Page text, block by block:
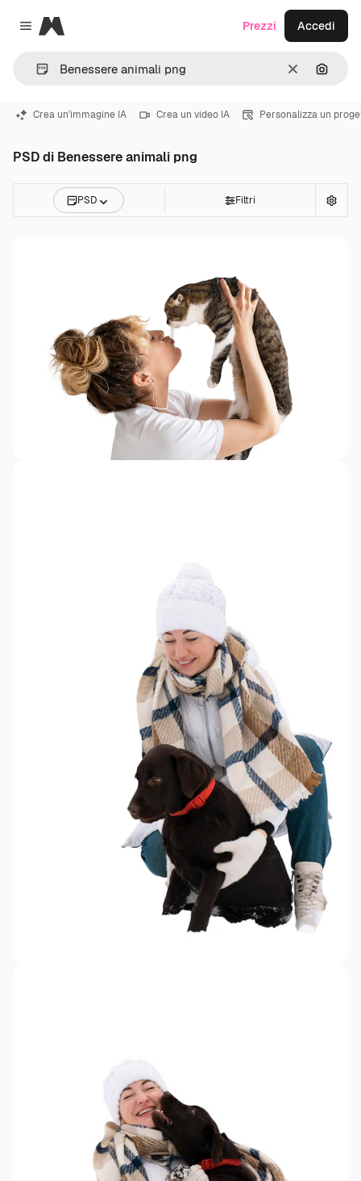
Close menu
Magnific
CancellaCerca
Prezzi Accedi
Crea un'immagine IA Crea un video IA Personalizza un
PSD di Benessere animali png
PSD Filtri